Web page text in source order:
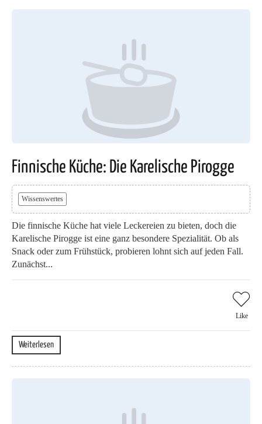
Finnische Küche: Die Karelische Pirogge
Wissenswertes
Die finnische Küche hat viele Leckereien zu bieten, doch die
Karelische Pirogge ist eine ganz besondere Spezialität. Ob als
Snack oder zum Frühstück, probieren lohnt sich auf jeden Fall.
Zunächst...
Like
Weiterlesen